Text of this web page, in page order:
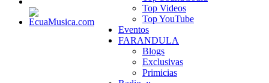
Top Videos
Top YouTube
Eventos
FARANDULA
Blogs
Exclusivas
Primicias